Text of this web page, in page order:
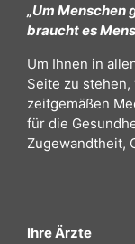
„Um Menschen
braucht es
Um Ihnen in
Seite zu
zeitgemäßen
für die
Zugewandtheit,
Ihre Ärzte